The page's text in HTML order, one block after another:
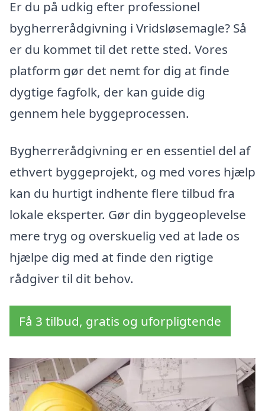
Er du på udkig efter professionel
bygherrerådgivning i Vridsløsemagle? Så
er du kommet til det rette sted. Vores
platform gør det nemt for dig at finde
dygtige fagfolk, der kan guide dig
gennem hele byggeprocessen.
Bygherrerådgivning er en essentiel del af
ethvert byggeprojekt, og med vores hjælp
kan du hurtigt indhente flere tilbud fra
lokale eksperter. Gør din byggeoplevelse
mere tryg og overskuelig ved at lade os
hjælpe dig med at finde den rigtige
rådgiver til dit behov.
Få 3 tilbud, gratis og uforpligtende